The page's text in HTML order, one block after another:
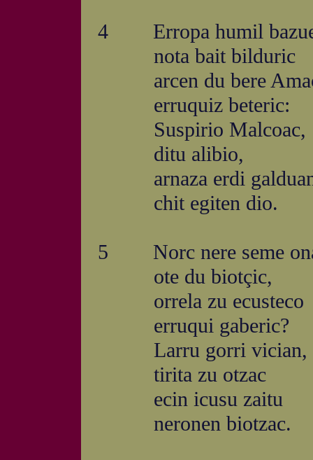
4 Erropa humil
nota bait bilduric
arcen du bere
erruquiz beteric:
Suspirio Malcoac,
ditu alibio,
arnaza erdi
chit egiten dio.
5 Norc nere seme
ote du biotçic,
orrela zu ecusteco
erruqui gaberic?
Larru gorri vician,
tirita zu otzac
ecin icusu zaitu
neronen biotzac.